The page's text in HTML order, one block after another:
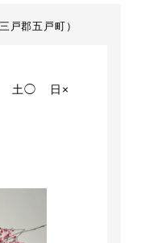
戸郡五戸町）
土◯
日×